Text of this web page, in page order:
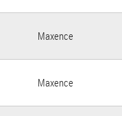
Maxence
Maxence